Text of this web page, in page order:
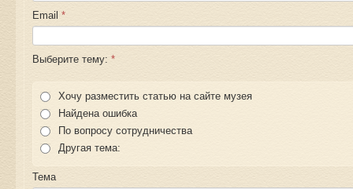
Email *
Выберите тему: *
Хочу разместить статью на сайте музея
Найдена ошибка
По вопросу сотрудничества
Другая тема:
Тема